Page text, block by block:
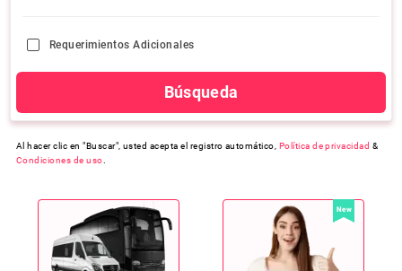
Requerimientos Adicionales
Búsqueda
Al hacer clic en "Buscar", usted acepta el registro automático, Política de privacidad &
Condiciones de uso
New